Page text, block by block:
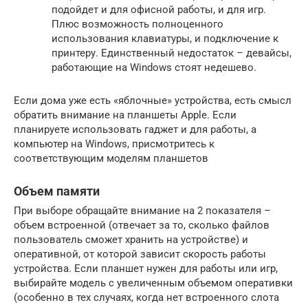
подойдет и для офисной работы, и для игр.
Плюс возможность полноценного
использования клавиатуры, и подключение к
принтеру. Единственный недостаток – девайсы,
работающие на Windows стоят недешево.
Если дома уже есть «яблочные» устройства, есть смысл
обратить внимание на планшеты Apple. Если
планируете использовать гаджет и для работы, а
компьютер на Windows, присмотритесь к
соответствующим моделям планшетов
Объем памяти
При выборе обращайте внимание на 2 показателя –
объем встроенной (отвечает за то, сколько файлов
пользователь сможет хранить на устройстве) и
оперативной, от которой зависит скорость работы
устройства. Если планшет нужен для работы или игр,
выбирайте модель с увеличенным объемом оперативки
(особенно в тех случаях, когда нет встроенного слота